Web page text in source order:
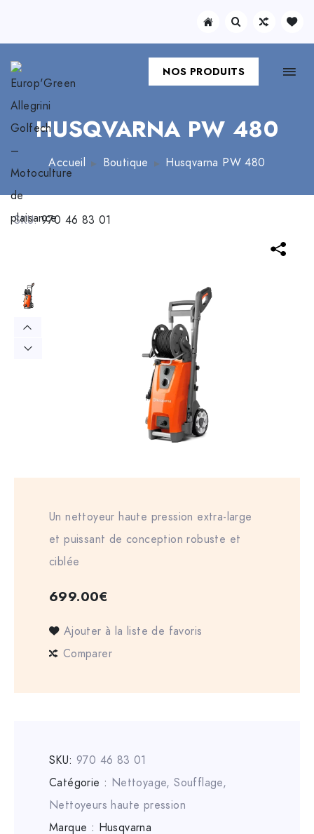
NOS PRODUITS
HUSQVARNA PW 480
Accueil Boutique Husqvarna PW 480
SKU:970 46 83 01
Un nettoyeur haute pression extra-large
et puissant de conception robuste et
ciblée
699.00€
Ajouter à la liste de favoris
Comparer
SKU: 970 46 83 01
Catégorie : Nettoyage, Soufflage,
Nettoyeurs haute pression
Marque : Husqvarna